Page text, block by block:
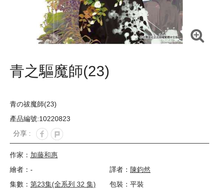
青之驅魔師(23)
青の祓魔師(23)
產品編號:10220823
分享 :
作家： 加藤和惠
繪者：-
譯者： 陳鈞然
集數： 第23集(全系列 32 集)
包裝：平裝